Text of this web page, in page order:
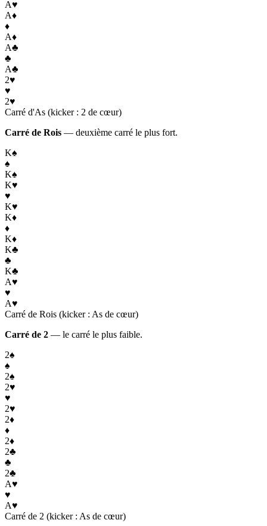
A♥
A♦
♦
A♦
A♣
♣
A♣
2♥
♥
2♥
Carré d'As (kicker : 2 de cœur)
Carré de Rois — deuxième carré le plus fort.
K♠
♠
K♠
K♥
♥
K♥
K♦
♦
K♦
K♣
♣
K♣
A♥
♥
A♥
Carré de Rois (kicker : As de cœur)
Carré de 2 — le carré le plus faible.
2♠
♠
2♠
2♥
♥
2♥
2♦
♦
2♦
2♣
♣
2♣
A♥
♥
A♥
Carré de 2 (kicker : As de cœur)